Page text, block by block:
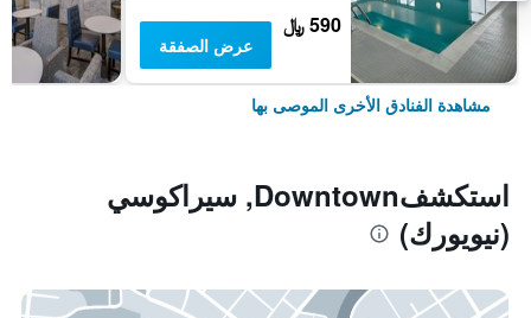
590 ﷼
عرض الصفقة
مشاهدة الفنادق الأخرى الموصى بها
استكشفDowntown, سيراكوسي
(نيويورك)